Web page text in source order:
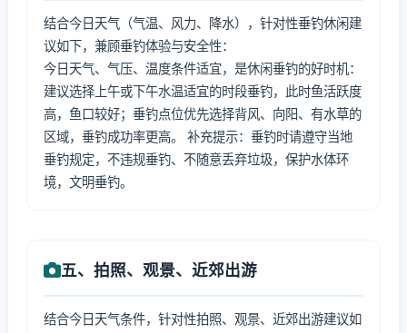
结合今日天气（气温、风力、降水），针对性垂钓休闲建
议如下，兼顾垂钓体验与安全性：
今日天气、气压、温度条件适宜，是休闲垂钓的好时机：
建议选择上午或下午水温适宜的时段垂钓，此时鱼活跃度
高，鱼口较好；垂钓点位优先选择背风、向阳、有水草的
区域，垂钓成功率更高。 补充提示：垂钓时请遵守当地
垂钓规定，不违规垂钓、不随意丢弃垃圾，保护水体环
境，文明垂钓。
五、拍照、观景、近郊出游
结合今日天气条件，针对性拍照、观景、近郊出游建议如